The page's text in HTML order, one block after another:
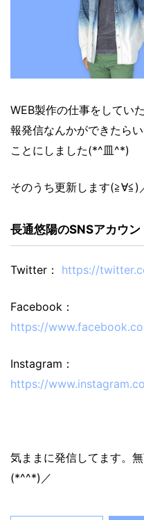
WEB製作の仕事をしてい
報発信なんかができたら
ことにしました(*^皿^*)
そのうち更新します(≧∀≦)
長通悠陽のSNSアカウン
Twitter： https://
Facebook：
https://
Instagram：
https://
気ままに発信してます。
(*^^*)／